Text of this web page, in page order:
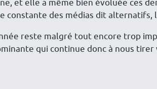
et elle a même bien évoluée ces
constante des médias dit alternatifs,
reste malgré tout encore trop
qui continue donc à nous tirer